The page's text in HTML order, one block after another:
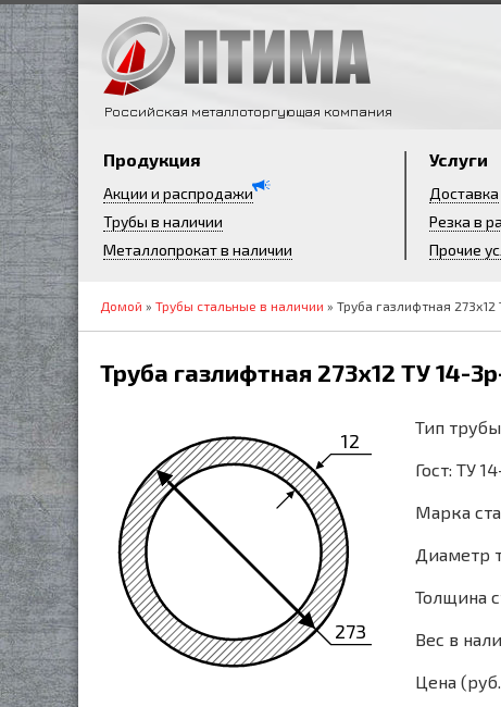
Российская металлоторгующая компания
Продукция
Акции и распродажи
Трубы в наличии
Металлопрокат в наличии
Услуги
Доставка
Резка в
Прочие
Домой » Трубы стальные в наличии » Труба газлифтная
Труба газлифтная 273х12 ТУ 14-
273
12
Тип
Гост: ТУ
Марка
Диаметр
Толщина
Вес в
Цена